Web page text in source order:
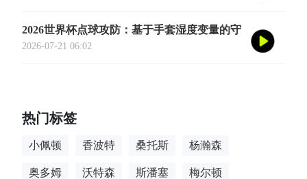
2026世界杯点球攻防：基于手套湿度变量的守
门员扑救决策亚秒级算法重构
2026-07-21 06:02
热门标签
小佩顿 香波特 桑托斯 杨瀚森
奥多姆 沃特森 斯潘塞 梅尔顿